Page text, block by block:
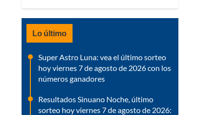
Lo último
Super Astro Luna: vea el último sorteo
hoy viernes 7 de agosto de 2026 con los
números ganadores
Resultados Sinuano Noche, último
sorteo hoy viernes 7 de agosto de 2026: